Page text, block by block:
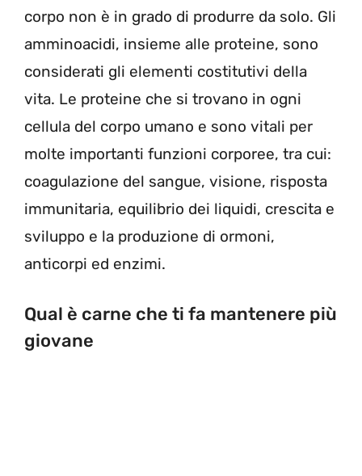
corpo non è in grado di produrre da solo. Gli
amminoacidi, insieme alle proteine, sono
considerati gli elementi costitutivi della
vita. Le proteine ​​che si trovano in ogni
cellula del corpo umano e sono vitali per
molte importanti funzioni corporee, tra cui:
coagulazione del sangue, visione, risposta
immunitaria, equilibrio dei liquidi, crescita e
sviluppo e la produzione di ormoni,
anticorpi ed enzimi.
Qual è carne che ti fa mantenere più
giovane